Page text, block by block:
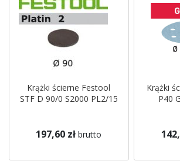
Krążki ścierne Festool
STF D 90/0 S2000 PL2/15
197,60 zł brutto
Krążki
P40